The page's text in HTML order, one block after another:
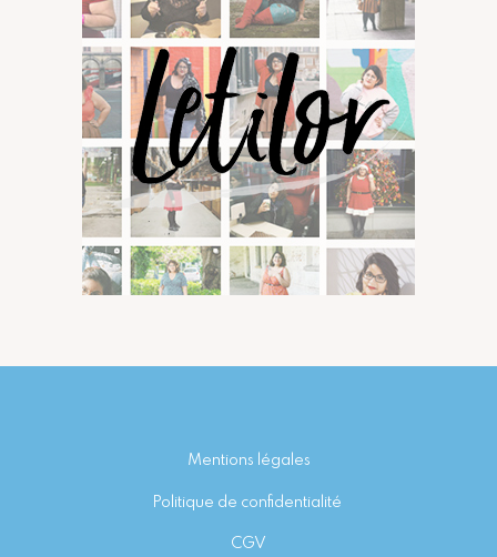
Mentions légales
Politique de confidentialité
CGV